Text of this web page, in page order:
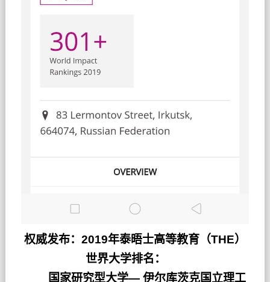
权威发布：2019年泰晤士高等教育（THE）
世界大学排名：
国家研究型大学— 伊尔库茨克国立理工